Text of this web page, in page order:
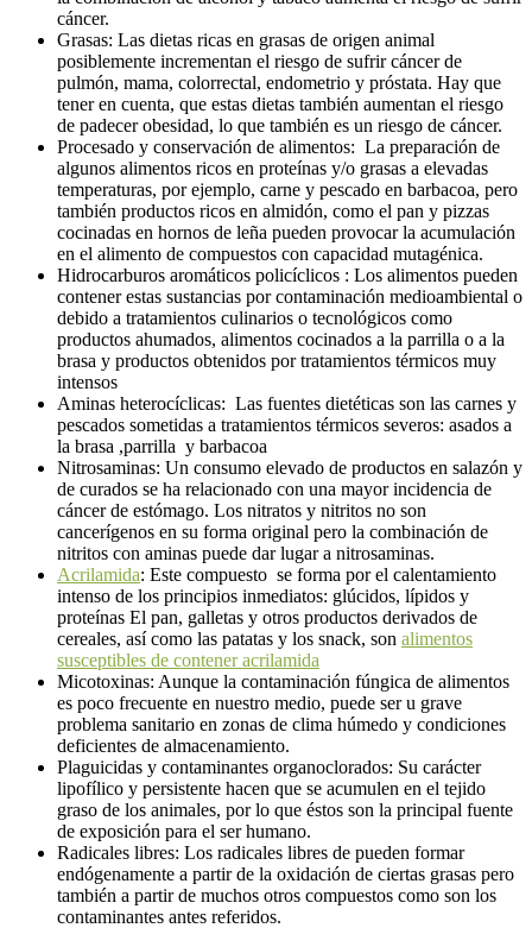
cáncer.
Grasas: Las dietas ricas en grasas de origen animal
posiblemente incrementan el riesgo de sufrir cáncer de
pulmón, mama, colorrectal, endometrio y próstata. Hay que
tener en cuenta, que estas dietas también aumentan el riesgo
de padecer obesidad, lo que también es un riesgo de cáncer.
Procesado y conservación de alimentos: La preparación de
algunos alimentos ricos en proteínas y/o grasas a elevadas
temperaturas, por ejemplo, carne y pescado en barbacoa, pero
también productos ricos en almidón, como el pan y pizzas
cocinadas en hornos de leña pueden provocar la acumulación
en el alimento de compuestos con capacidad mutagénica.
Hidrocarburos aromáticos policíclicos : Los alimentos pueden
contener estas sustancias por contaminación medioambiental o
debido a tratamientos culinarios o tecnológicos como
productos ahumados, alimentos cocinados a la parrilla o a la
brasa y productos obtenidos por tratamientos térmicos muy
intensos
Aminas heterocíclicas: Las fuentes dietéticas son las carnes y
pescados sometidas a tratamientos térmicos severos: asados a
la brasa ,parrilla y barbacoa
Nitrosaminas: Un consumo elevado de productos en salazón y
de curados se ha relacionado con una mayor incidencia de
cáncer de estómago. Los nitratos y nitritos no son
cancerígenos en su forma original pero la combinación de
nitritos con aminas puede dar lugar a nitrosaminas.
Acrilamida: Este compuesto se forma por el calentamiento
intenso de los principios inmediatos: glúcidos, lípidos y
proteínas El pan, galletas y otros productos derivados de
cereales, así como las patatas y los snack, son alimentos
susceptibles de contener acrilamida
Micotoxinas: Aunque la contaminación fúngica de alimentos
es poco frecuente en nuestro medio, puede ser u grave
problema sanitario en zonas de clima húmedo y condiciones
deficientes de almacenamiento.
Plaguicidas y contaminantes organoclorados: Su carácter
lipofílico y persistente hacen que se acumulen en el tejido
graso de los animales, por lo que éstos son la principal fuente
de exposición para el ser humano.
Radicales libres: Los radicales libres de pueden formar
endógenamente a partir de la oxidación de ciertas grasas pero
también a partir de muchos otros compuestos como son los
contaminantes antes referidos.